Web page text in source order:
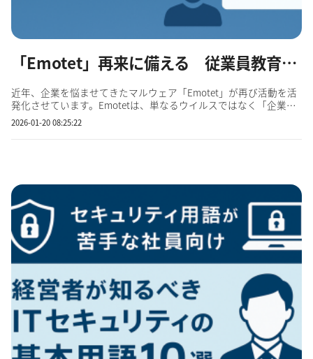
「Emotet」再来に備える 従業員教育とメールセキュリティの強化ポイント
近年、企業を悩ませてきたマルウェア「Emotet」が再び活動を活
発化させています。Emotetは、単なるウイルスではなく「企業内
のネットワークに深く侵入して情報を盗み、さらなる攻撃の足掛
かりを作る」高度なマルウェアとして知られています。特に メー
2026-01-20 08:25:22